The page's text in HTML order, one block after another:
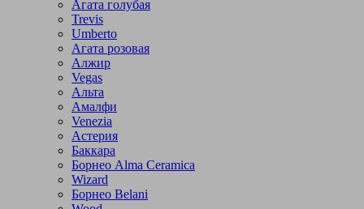
Агата голубая
Trevis
Umberto
Агата розовая
Алжир
Vegas
Альта
Амалфи
Venezia
Астерия
Баккара
Борнео Alma Ceramica
Wizard
Борнео Belani